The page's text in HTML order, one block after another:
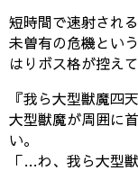
短時間で速射され
未曽有の危機とい
はりボス格が控え
『我ら大型獣魔四
大型獣魔が周囲に
い。
「…わ、我ら大型